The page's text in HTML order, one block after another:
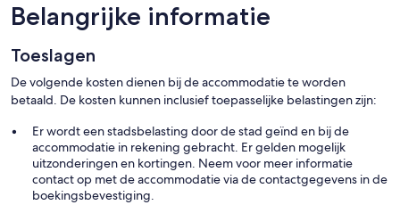
Belangrijke informatie
Toeslagen
De volgende kosten dienen bij de accommodatie te worden
betaald. De kosten kunnen inclusief toepasselijke belastingen zijn:
Er wordt een stadsbelasting door de stad geïnd en bij de
accommodatie in rekening gebracht. Er gelden mogelijk
uitzonderingen en kortingen. Neem voor meer informatie
contact op met de accommodatie via de contactgegevens in de
boekingsbevestiging.